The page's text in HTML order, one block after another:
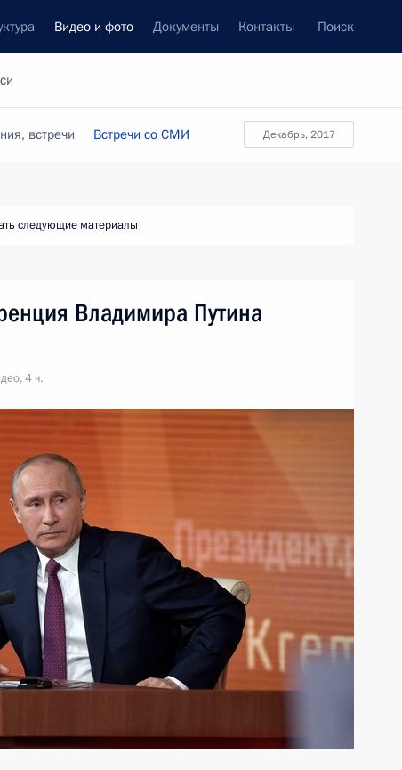
Видео и фото Документы Контакты Поиск
декабрь, 2017
встречи Встречи со СМИ
следующие материалы
Владимира Путина
4 ч.